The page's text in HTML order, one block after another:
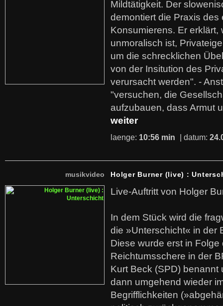
Mildtätigkeit. Der
demontiert die Praxis des
Konsumierens. Er erklärt,
unmoralisch ist,
um die schrecklichen
von der Insitution des
verursacht werden". -
"versuchen, die
aufzubauen, dass Armut
weiter
laenge: 10:56 min | datum:
musikvideo Holger Burner (live) :
Live-Auftritt von Holger
In dem Stück wird die
die »Unterschicht« in der
Diese wurde erst in
Reichtumsschere in der
Kurt Beck (SPD)
dann umgehend wieder
Begrifflichkeiten